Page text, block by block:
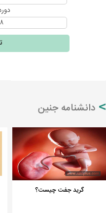
دانشنامه جنین
گرید جفت چیست؟